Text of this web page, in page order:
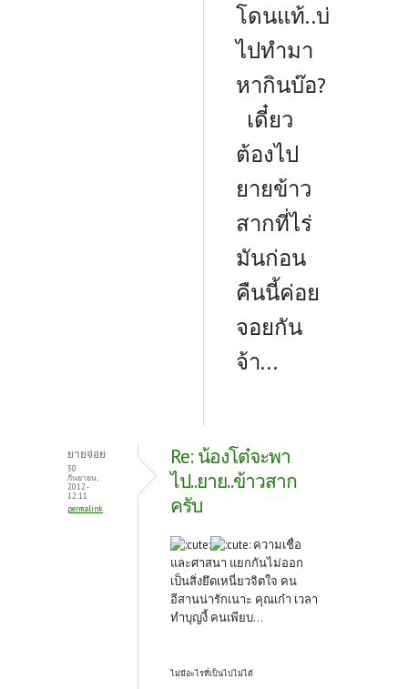
โดนแท้..บ่
ไปทำมา
หากินบ๊อ?
เดี๋ยว
ต้องไป
ยายข้าว
สากที่ไร่
มันก่อน
คืนนี้ค่อย
จอยกัน
จ้า...
ยายจ่อย
30
กันยายน,
2012 -
12:11
permalink
Re: น้องโต๋จะพา
ไป..ยาย..ข้าวสาก
ครับ
ความเชื่อ
และศาสนา แยกกันไม่ออก
เป็นสิ่งยึดเหนี่ยวจิตใจ คน
อีสานน่ารักเนาะ คุณเก๋า เวลา
ทำบุญงี้ คนเพียบ...
ไม่มีอะไรที่เป็นไปไม่ได้